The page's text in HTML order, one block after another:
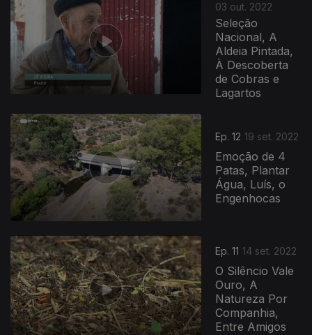
03 out. 2022
Seleção
Nacional, A
Aldeia Pintada,
À Descoberta
de Cobras e
Lagartos
Ep. 12 19 set. 2022
Emoção de 4
Patas, Plantar
Água, Luís, o
Engenhocas
Ep. 11 14 set. 2022
O Silêncio Vale
Ouro, A
Natureza Por
Companhia,
Entre Amigos